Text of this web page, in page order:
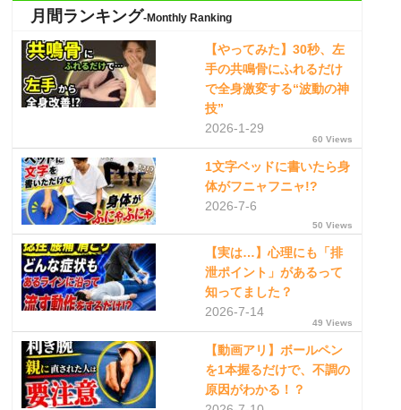
月間ランキング-Monthly Ranking
【やってみた】30秒、左
手の共鳴骨にふれるだけ
で全身激変する“波動の神
技”
2026-1-29
60 Views
1文字ベッドに書いたら身
体がフニャフニャ!?
2026-7-6
50 Views
【実は…】心理にも「排
泄ポイント」があるって
知ってました？
2026-7-14
49 Views
【動画アリ】ボールペン
を1本握るだけで、不調の
原因がわかる！？